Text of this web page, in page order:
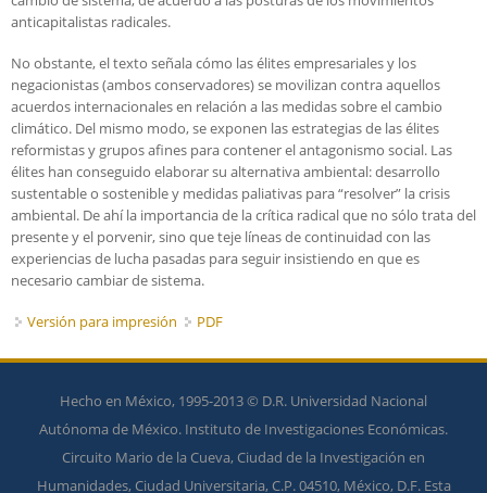
anticapitalistas radicales.
No obstante, el texto señala cómo las élites empresariales y los
negacionistas (ambos conservadores) se movilizan contra aquellos
acuerdos internacionales en relación a las medidas sobre el cambio
climático. Del mismo modo, se exponen las estrategias de las élites
reformistas y grupos afines para contener el antagonismo social. Las
élites han conseguido elaborar su alternativa ambiental: desarrollo
sustentable o sostenible y medidas paliativas para “resolver” la crisis
ambiental. De ahí la importancia de la crítica radical que no sólo trata del
presente y el porvenir, sino que teje líneas de continuidad con las
experiencias de lucha pasadas para seguir insistiendo en que es
necesario cambiar de sistema.
Versión para impresión PDF
Hecho en México, 1995-2013 © D.R. Universidad Nacional
Autónoma de México. Instituto de Investigaciones Económicas.
Circuito Mario de la Cueva, Ciudad de la Investigación en
Humanidades, Ciudad Universitaria, C.P. 04510, México, D.F. Esta